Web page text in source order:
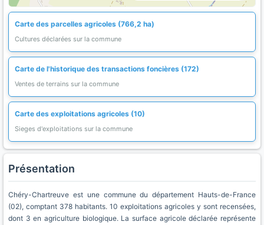
Carte des parcelles agricoles (766,2 ha)
Cultures déclarées sur la commune
Carte de l'historique des transactions foncières (172)
Ventes de terrains sur la commune
Carte des exploitations agricoles (10)
Sieges d'exploitations sur la commune
Présentation
Chéry-Chartreuve est une commune du département Hauts-de-France
(02), comptant 378 habitants. 10 exploitations agricoles y sont recensées,
dont 3 en agriculture biologique. La surface agricole déclarée représente